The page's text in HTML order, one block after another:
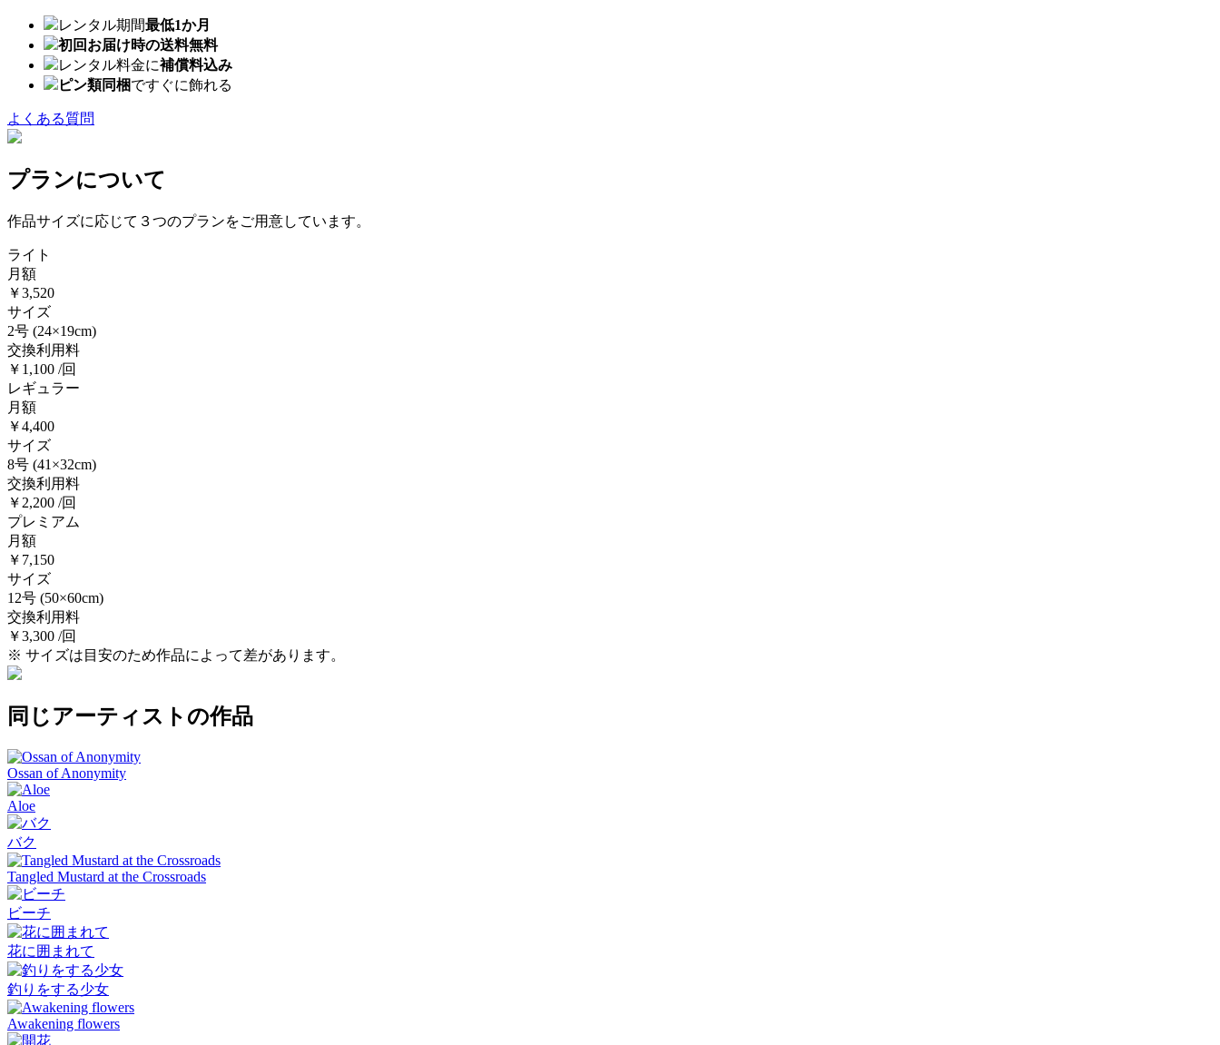
レンタル期間最低1か月
初回お届け時の送料無料
レンタル料金に補償料込み
ピン類同梱ですぐに飾れる
よくある質問
プランについて
作品サイズに応じて３つのプランをご用意しています。
ライト
月額
￥3,520
サイズ
2号 (24×19cm)
交換利用料
￥1,100 /回
レギュラー
月額
￥4,400
サイズ
8号 (41×32cm)
交換利用料
￥2,200 /回
プレミアム
月額
￥7,150
サイズ
12号 (50×60cm)
交換利用料
￥3,300 /回
※ サイズは目安のため作品によって差があります。
同じアーティストの作品
Ossan of Anonymity
Aloe
バク
Tangled Mustard at the Crossroads
ビーチ
花に囲まれて
釣りをする少女
Awakening flowers